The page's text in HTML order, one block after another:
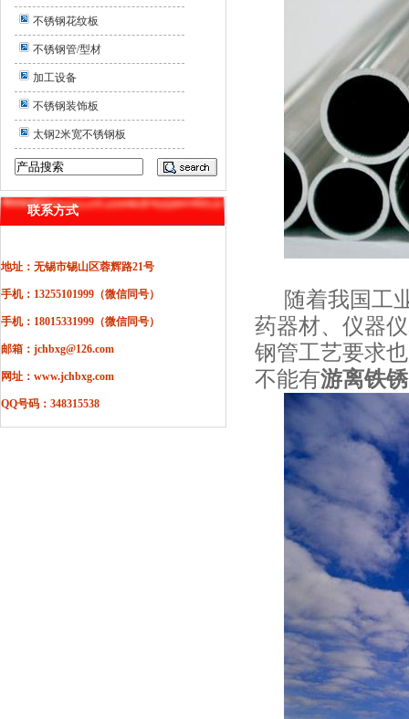
不锈钢花纹板
不锈钢管/型材
加工设备
不锈钢装饰板
太钢2米宽不锈钢板
联系方式
地址：无锡市锡山区蓉辉路21号
手机：13255101999（微信同号）
手机：18015331999（微信同号）
邮箱：jchbxg@126.com
网址：www.jchbxg.com
QQ号码：348315538
随着我国工
药器材、仪器
钢管工艺要求
不能有游离铁